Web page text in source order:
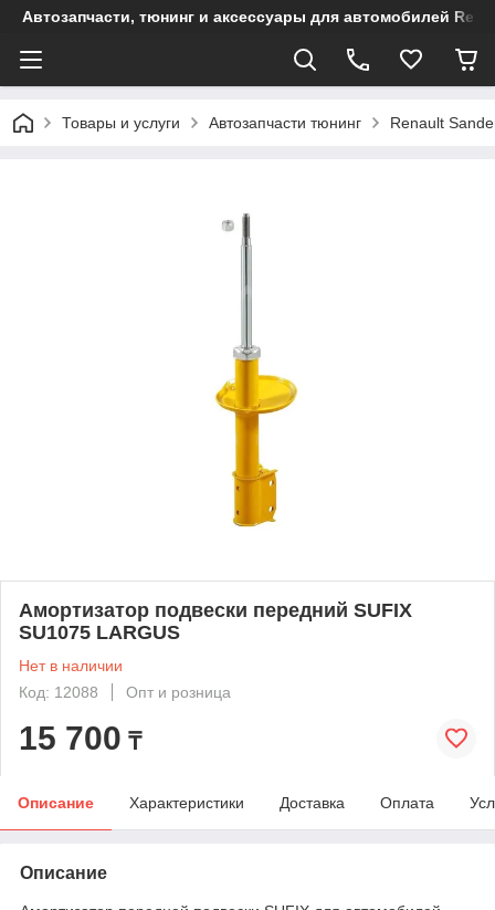
Автозапчасти, тюнинг и аксессуары для автомобилей
Товары и услуги Автозапчасти тюнинг Renault
Амортизатор подвески передний SUFIX
SU1075 LARGUS
Нет в наличии
Код: 12088
Опт и розница
15 700 ₸
Описание Характеристики Доставка Оплата
Описание